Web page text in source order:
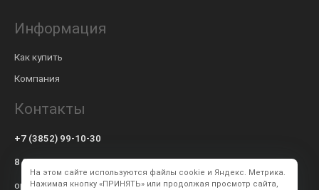
Информация
Как купить
Компания
Контакты
+7 (3852) 99-10-30
8 800 600-57-94
op@modulsib.ru
На этом сайте используются файлы cookie и Яндекс. Метрика.
Нажимая кнопку «ПРИНЯТЬ» или продолжая просмотр сайта,